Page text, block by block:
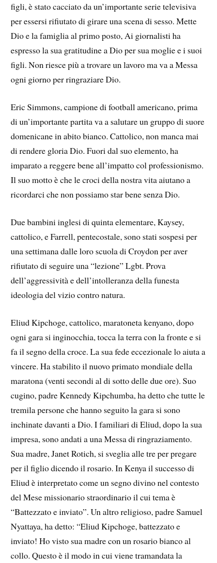
figli, è stato cacciato da un’importante serie televisiva
per essersi rifiutato di girare una scena di sesso. Mette
Dio e la famiglia al primo posto, Ai giornalisti ha
espresso la sua gratitudine a Dio per sua moglie e i suoi
figli. Non riesce più a trovare un lavoro ma va a Messa
ogni giorno per ringraziare Dio.
Eric Simmons, campione di football americano, prima
di un’importante partita va a salutare un gruppo di suore
domenicane in abito bianco. Cattolico, non manca mai
di rendere gloria Dio. Fuori dal suo elemento, ha
imparato a reggere bene all’impatto col professionismo.
Il suo motto è che le croci della nostra vita aiutano a
ricordarci che non possiamo star bene senza Dio.
Due bambini inglesi di quinta elementare, Kaysey,
cattolico, e Farrell, pentecostale, sono stati sospesi per
una settimana dalle loro scuola di Croydon per aver
rifiutato di seguire una “lezione” Lgbt. Prova
dell’aggressività e dell’intolleranza della funesta
ideologia del vizio contro natura.
Eliud Kipchoge, cattolico, maratoneta kenyano, dopo
ogni gara si inginocchia, tocca la terra con la fronte e si
fa il segno della croce. La sua fede eccezionale lo aiuta a
vincere. Ha stabilito il nuovo primato mondiale della
maratona (venti secondi al di sotto delle due ore). Suo
cugino, padre Kennedy Kipchumba, ha detto che tutte le
tremila persone che hanno seguito la gara si sono
inchinate davanti a Dio. I familiari di Eliud, dopo la sua
impresa, sono andati a una Messa di ringraziamento.
Sua madre, Janet Rotich, si sveglia alle tre per pregare
per il figlio dicendo il rosario. In Kenya il successo di
Eliud è interpretato come un segno divino nel contesto
del Mese missionario straordinario il cui tema è
“Battezzato e inviato”. Un altro religioso, padre Samuel
Nyattaya, ha detto: “Eliud Kipchoge, battezzato e
inviato! Ho visto sua madre con un rosario bianco al
collo. Questo è il modo in cui viene tramandata la